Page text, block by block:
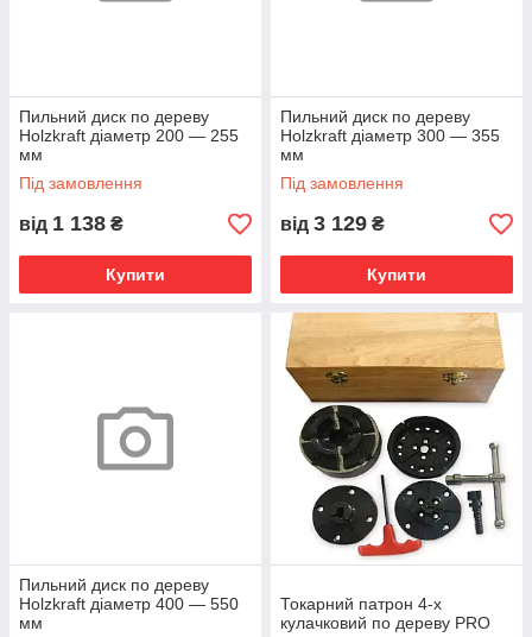
Пильний диск по дереву
Holzkraft діаметр 200 — 255
мм
Під замовлення
від 1 138 ₴
Купити
Пильний диск по дереву
Holzkraft діаметр 300 — 355
мм
Під замовлення
від 3 129 ₴
Купити
Пильний диск по дереву
Holzkraft діаметр 400 — 550
мм
Токарний патрон 4-х
кулачковий по дереву PRO